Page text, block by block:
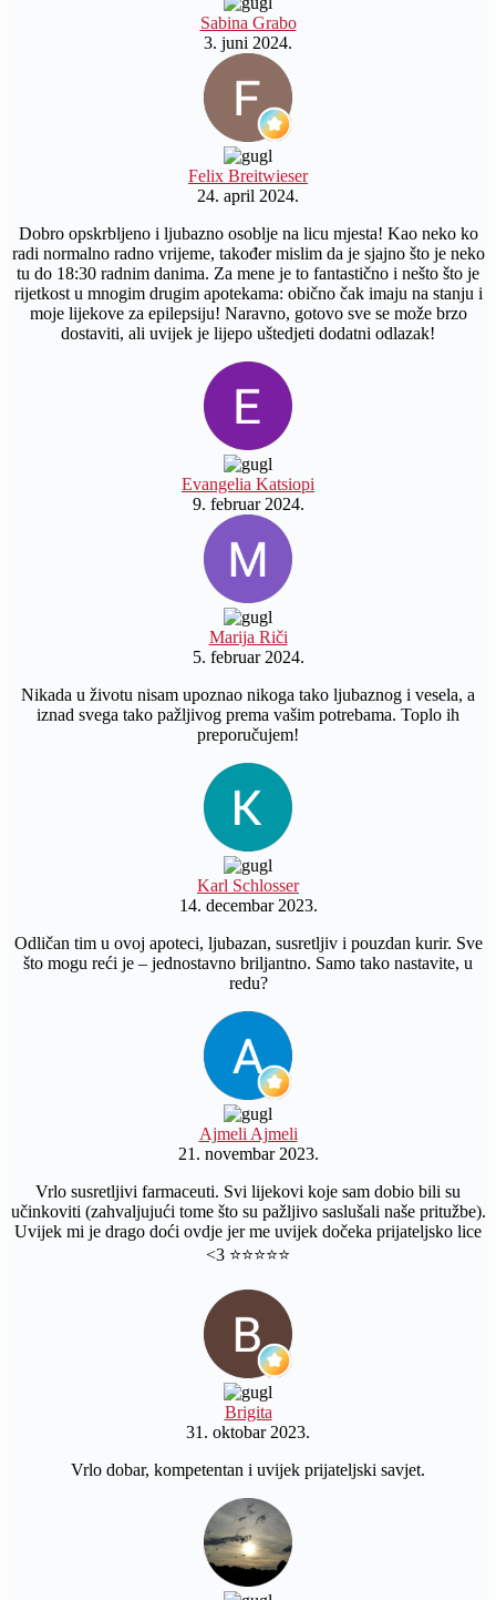
Sabina Grabo
3. juni 2024.
Felix Breitwieser
24. april 2024.
Dobro opskrbljeno i ljubazno osoblje na licu mjesta! Kao neko ko
radi normalno radno vrijeme, također mislim da je sjajno što je neko
tu do 18:30 radnim danima. Za mene je to fantastično i nešto što je
rijetkost u mnogim drugim apotekama: obično čak imaju na stanju i
moje lijekove za epilepsiju! Naravno, gotovo sve se može brzo
dostaviti, ali uvijek je lijepo uštedjeti dodatni odlazak!
Evangelia Katsiopi
9. februar 2024.
Marija Riči
5. februar 2024.
Nikada u životu nisam upoznao nikoga tako ljubaznog i vesela, a
iznad svega tako pažljivog prema vašim potrebama. Toplo ih
preporučujem!
Karl Schlosser
14. decembar 2023.
Odličan tim u ovoj apoteci, ljubazan, susretljiv i pouzdan kurir. Sve
što mogu reći je – jednostavno briljantno. Samo tako nastavite, u
redu?
Ajmeli Ajmeli
21. novembar 2023.
Vrlo susretljivi farmaceuti. Svi lijekovi koje sam dobio bili su
učinkoviti (zahvaljujući tome što su pažljivo saslušali naše pritužbe).
Uvijek mi je drago doći ovdje jer me uvijek dočeka prijateljsko lice
<3 ⭐️⭐️⭐️⭐️⭐️
Brigita
31. oktobar 2023.
Vrlo dobar, kompetentan i uvijek prijateljski savjet.